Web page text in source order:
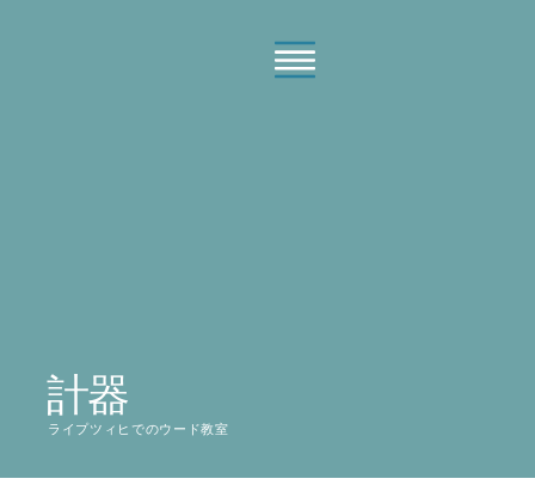
計器
ライプツィヒでのウード教室